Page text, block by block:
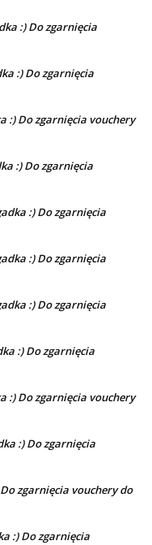
:) Do zgarnięcia
:) Do zgarnięcia
:) Do zgarnięcia vouchery
:) Do zgarnięcia
:) Do zgarnięcia
:) Do zgarnięcia
:) Do zgarnięcia
:) Do zgarnięcia
:) Do zgarnięcia vouchery
:) Do zgarnięcia
zgarnięcia vouchery do
:) Do zgarnięcia